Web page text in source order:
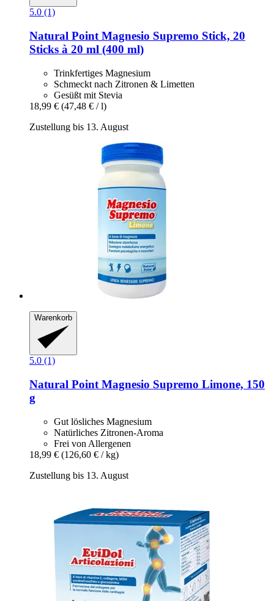
5.0 (1)
Natural Point Magnesio Supremo Stick, 20
Sticks à 20 ml (400 ml)
Trinkfertiges Magnesium
Schmeckt nach Zitronen & Limetten
Gesüßt mit Stevia
18,99 € (47,48 € / l)
Zustellung bis 13. August
Warenkorb
5.0 (1)
Natural Point Magnesio Supremo Limone, 150
g
Gut lösliches Magnesium
Natürliches Zitronen-Aroma
Frei von Allergenen
18,99 € (126,60 € / kg)
Zustellung bis 13. August